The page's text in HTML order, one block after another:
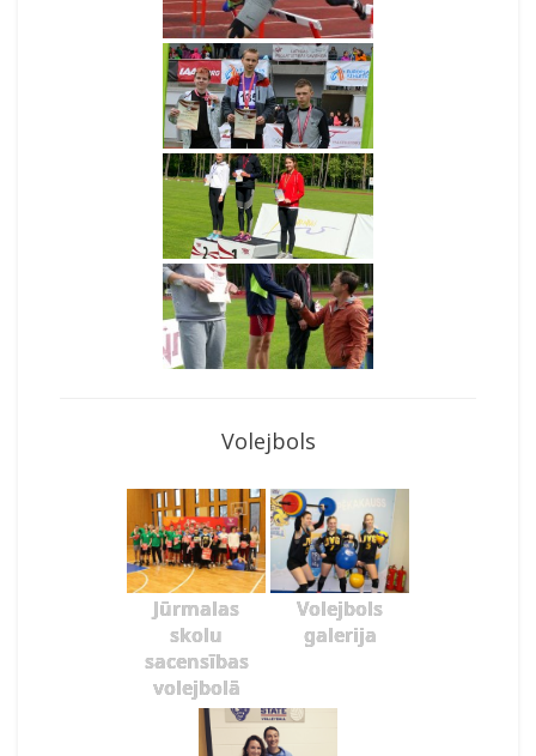
Volejbols
Jūrmalas
skolu
sacensības
volejbolā
Volejbols
galerija